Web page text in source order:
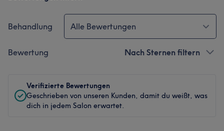
Behandlung Alle Bewertungen
Bewertung Nach Sternen filtern
Verifizierte Bewertungen
Geschrieben von unseren Kunden, damit du weißt, was
dich in jedem Salon erwartet.